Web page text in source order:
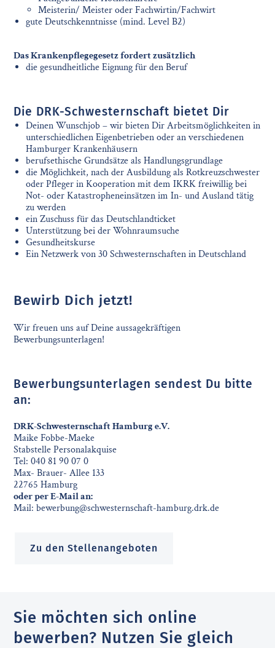
Meisterin/ Meister oder Fachwirtin/Fachwirt
gute Deutschkenntnisse (mind. Level B2)
Das Krankenpflegegesetz fordert zusätzlich
die gesundheitliche Eignung für den Beruf
Die DRK-Schwesternschaft bietet Dir
Deinen Wunschjob – wir bieten Dir Arbeitsmöglichkeiten in
unterschiedlichen Eigenbetrieben oder an verschiedenen
Hamburger Krankenhäusern
berufsethische Grundsätze als Handlungsgrundlage
die Möglichkeit, nach der Ausbildung als Rotkreuzschwester
oder Pfleger in Kooperation mit dem IKRK freiwillig bei
Not- oder Katastropheneinsätzen im In- und Ausland tätig
zu werden
ein Zuschuss für das Deutschlandticket
Unterstützung bei der Wohnraumsuche
Gesundheitskurse
Ein Netzwerk von 30 Schwesternschaften in Deutschland
Bewirb Dich jetzt!
Wir freuen uns auf Deine aussagekräftigen
Bewerbungsunterlagen!
Bewerbungsunterlagen sendest Du bitte
an:
DRK-Schwesternschaft Hamburg e.V.
Maike Fobbe-Maeke
Stabstelle Personalakquise
Tel:040 81 90 07 0
Max- Brauer- Allee 133
22765 Hamburg
oder per E-Mail an:
Mail:bewerbung@schwesternschaft-hamburg.drk.de
Zu den Stellenangeboten
Sie möchten sich online
bewerben? Nutzen Sie gleich